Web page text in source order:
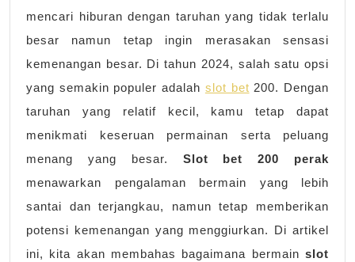
mencari hiburan dengan taruhan yang tidak terlalu
besar namun tetap ingin merasakan sensasi
kemenangan besar. Di tahun 2024, salah satu opsi
yang semakin populer adalah slot bet 200. Dengan
taruhan yang relatif kecil, kamu tetap dapat
menikmati keseruan permainan serta peluang
menang yang besar. Slot bet 200 perak
menawarkan pengalaman bermain yang lebih
santai dan terjangkau, namun tetap memberikan
potensi kemenangan yang menggiurkan. Di artikel
ini, kita akan membahas bagaimana bermain slot